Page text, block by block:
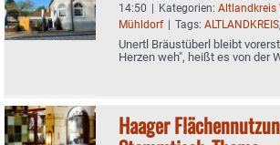
14:50 | Kategorien: Altlandkreis
Mühldorf | Tags: ALTLANDKREIS
Unertl Bräustüberl bleibt
Herzen weh", heißt es von der
Haager